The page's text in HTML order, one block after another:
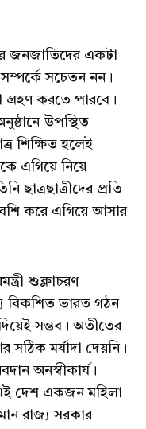
জনজাতিদের একটা
সচেতন নন।
গ্রহণ করতে পারবে।
উপস্থিত
শিক্ষিত হলেই
এগিয়ে নিয়ে
ছাত্রছাত্রীদের প্রতি
করে এগিয়ে আসার
শুক্লাচরণ
বিকশিত ভারত গঠন
সম্ভব। অতীতের
মর্যাদা দেয়নি।
অনস্বীকার্য।
দেশ একজন মহিলা
রাজ্য সরকার